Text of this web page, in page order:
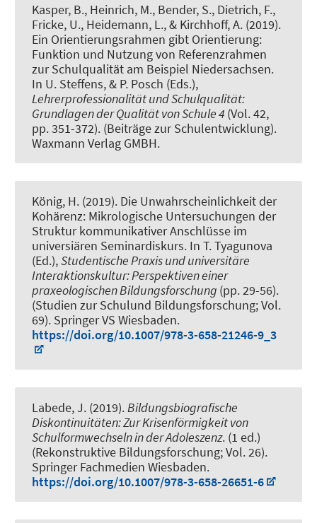
Kasper, B., Heinrich, M., Bender, S., Dietrich, F.,
Fricke, U., Heidemann, L., & Kirchhoff, A. (2019).
Ein Orientierungsrahmen gibt Orientierung:
Funktion und Nutzung von Referenzrahmen
zur Schulqualität am Beispiel Niedersachsen.
In U. Steffens, & P. Posch (Eds.),
Lehrerprofessionalität und Schulqualität:
Grundlagen der Qualität von Schule 4 (Vol. 42,
pp. 351-372). (Beiträge zur Schulentwicklung).
Waxmann Verlag GMBH.
König, H. (2019). Die Unwahrscheinlichkeit der
Kohärenz: Mikrologische Untersuchungen der
Struktur kommunikativer Anschlüsse im
universiären Seminardiskurs. In T. Tyagunova
(Ed.),Studentische Praxis und universitäre
Interaktionskultur: Perspektiven einer
praxeologischen Bildungsforschung (pp. 29-56).
(Studien zur Schulund Bildungsforschung; Vol.
69). Springer VS Wiesbaden.
https://doi.org/10.1007/978-3-658-21246-9_3
Labede, J. (2019).Bildungsbiografische
Diskontinuitäten: Zur Krisenförmigkeit von
Schulformwechseln in der Adoleszenz. (1 ed.)
(Rekonstruktive Bildungsforschung; Vol. 26).
Springer Fachmedien Wiesbaden.
https://doi.org/10.1007/978-3-658-26651-6